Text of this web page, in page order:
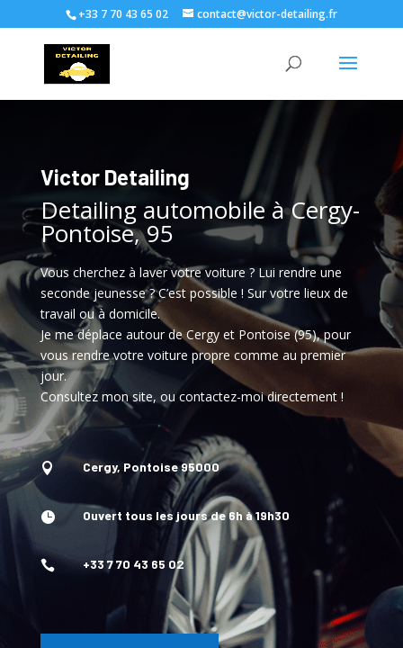
+33 7 70 43 65 02 contact@victor-detailing.fr
Victor Detailing
Detailing automobile à Cergy-
Pontoise, 95
Vous cherchez à laver votre voiture ? Lui rendre une
seconde jeunesse ? C’est possible ! Sur votre lieux de
travail ou à domicile.
Je me déplace autour de Cergy et Pontoise (95), pour
vous rendre votre voiture propre comme au premier
jour.
Consultez mon site, ou contactez-moi directement !
 Cergy, Pontoise 95000
 Ouvert tous les jours de 6h à 19h30
 +33 7 70 43 65 02